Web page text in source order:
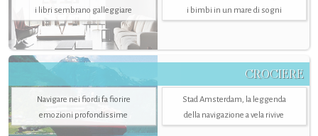
i libri sembrano galleggiare
i bimbi in un mare di sogni
CROCIERE
Navigare nei fiordi fa fiorire
emozioni profondissime
Stad Amsterdam, la leggenda
della navigazione a vela rivive